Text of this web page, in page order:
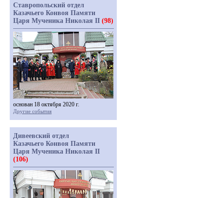
Ставропольский отдел
Казачьего Конвоя Памяти
Царя Мученика Николая II (98)
основан 18 октября 2020 г.
Другие события
Дивеевский отдел
Казачьего Конвоя Памяти
Царя Мученика Николая II
(106)